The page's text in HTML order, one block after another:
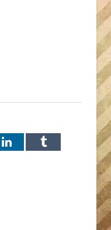
LinkedInTumblr